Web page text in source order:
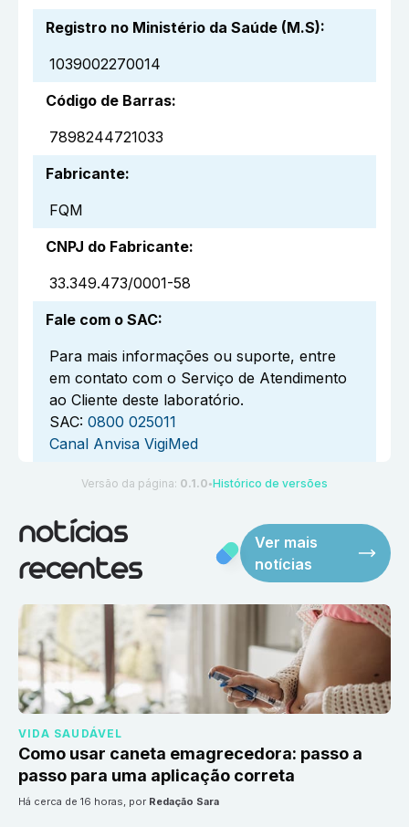
Registro no Ministério da Saúde (M.S):
1039002270014
Código de Barras:
7898244721033
Fabricante:
FQM
CNPJ do Fabricante:
33.349.473/0001-58
Fale com o SAC:
Para mais informações ou suporte, entre
em contato com o Serviço de Atendimento
ao Cliente deste laboratório.
SAC: 0800 025011
Canal Anvisa VigiMed
Versão da página: 0.1.0 ●Histórico de versões
notícias
recentes
Ver mais
notícias
VIDA SAUDÁVEL
Como usar caneta emagrecedora: passo a
passo para uma aplicação correta
há cerca de 16 horas, por Redação Sara